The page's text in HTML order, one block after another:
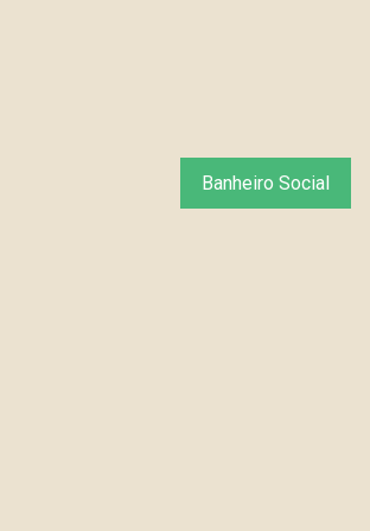
Banheiro Social